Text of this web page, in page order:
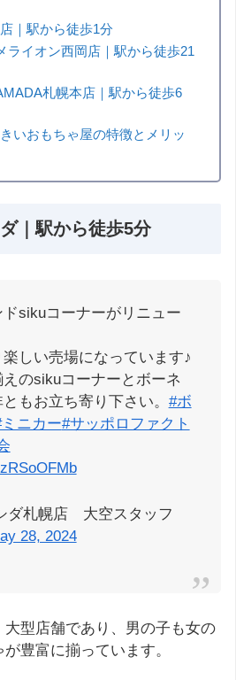
｜駅から徒歩1分
ライオン西岡店｜駅から徒歩21
札幌本店｜駅から徒歩6
いおもちゃ屋の特徴とメリッ
｜駅から徒歩5分
ドsikuコーナーがリニュー
しい売場になっています♪
のsikuコーナーとボーネ
もお立ち寄り下さい。 #ボ
ニカー#サッポロファクト
ダ札幌店 大空スタッフ
28, 2024
型店舗であり、男の子も女の
豊富に揃っています。